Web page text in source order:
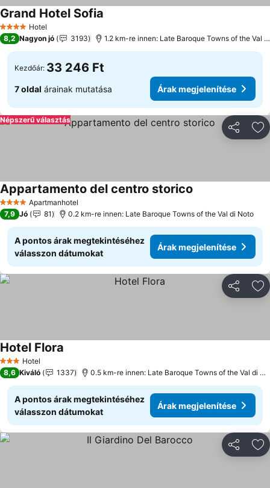
4 KategóriaHotel
Grand Hotel Sofia
8,2 Nagyon jó 3193 1.2 km-re innen: Late Baroque Towns of the Val di Noto
Kezdőár: 33 246 Ft
7 oldal árainak mutatása Árak megjelenítése
Népszerű választás
4 KategóriaApartmanhotel
Appartamento del centro storico
7,9 Jó 81 0.2 km-re innen: Late Baroque Towns of the Val di Noto
A pontos árak megtekintéséhez
válasszon dátumokat
Árak megjelenítése
3 Kategória
Hotel
Hotel Flora
8,6 Kiváló 1337 0.5 km-re innen: Late Baroque Towns of the Val di Noto
A pontos árak megtekintéséhez
válasszon dátumokat
Árak megjelenítése